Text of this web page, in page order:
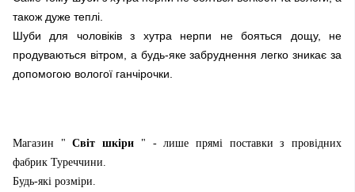
також дуже теплі.
Шуби для чоловіків з хутра нерпи не бояться дощу, не
продуваються вітром, а будь-яке забруднення легко зникає за
допомогою вологої ганчірочки.
Магазин "Світ шкіри " - лише прямі поставки з провідних
фабрик Туреччини.
Будь-які розміри.